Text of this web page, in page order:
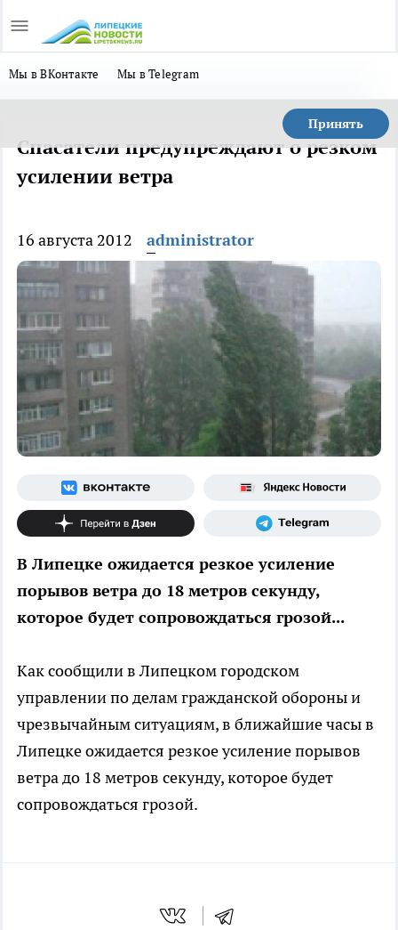
Мы в ВКонтакте Мы в Telegram
Принять
Спасатели предупреждают о резком
усилении ветра
16 августа 2012 administrator
В Липецке ожидается резкое усиление
порывов ветра до 18 метров секунду,
которое будет сопровождаться грозой...
Как сообщили в Липецком городском
управлении по делам гражданской обороны и
чрезвычайным ситуациям, в ближайшие часы в
Липецке ожидается резкое усиление порывов
ветра до 18 метров секунду, которое будет
сопровождаться грозой.